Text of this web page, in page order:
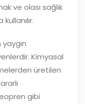
ve olası sağlık
Kimyasal
üretilen
gibi